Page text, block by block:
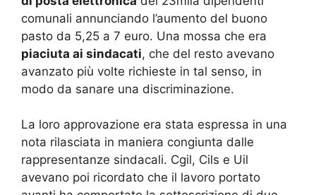
comunali annunciando l’aumento del buono
pasto da 5,25 a 7 euro. Una mossa che era
piaciuta ai sindacati, che del resto avevano
avanzato più volte richieste in tal senso, in
modo da sanare una discriminazione.
La loro approvazione era stata espressa in una
nota rilasciata in maniera congiunta dalle
rappresentanze sindacali. Cgil, Cils e Uil
avevano poi ricordato che il lavoro portato